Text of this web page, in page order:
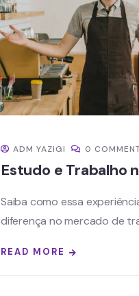
ADM YAZIGI 0
Estudo e Trabalho
Saiba como essa
diferença no mercado de
READ MORE